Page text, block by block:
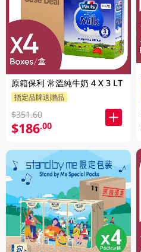
原箱保利 常溫純牛奶 4 X 3 LT
指定品牌送贈品
$351.60
$186.00